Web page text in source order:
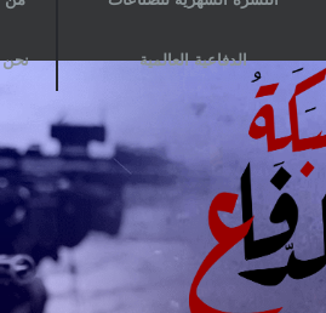
الدفاعية العالمية نحن